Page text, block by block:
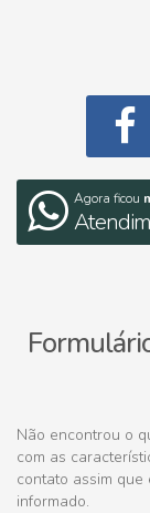
Agora ficou
Não encontrou o
com as
contato assim
informado.